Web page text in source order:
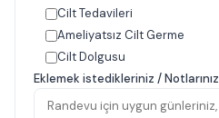
Cilt Tedavileri
Ameliyatsız Cilt Germe
Cilt Dolgusu
Eklemek istedikleriniz / Notlarınız